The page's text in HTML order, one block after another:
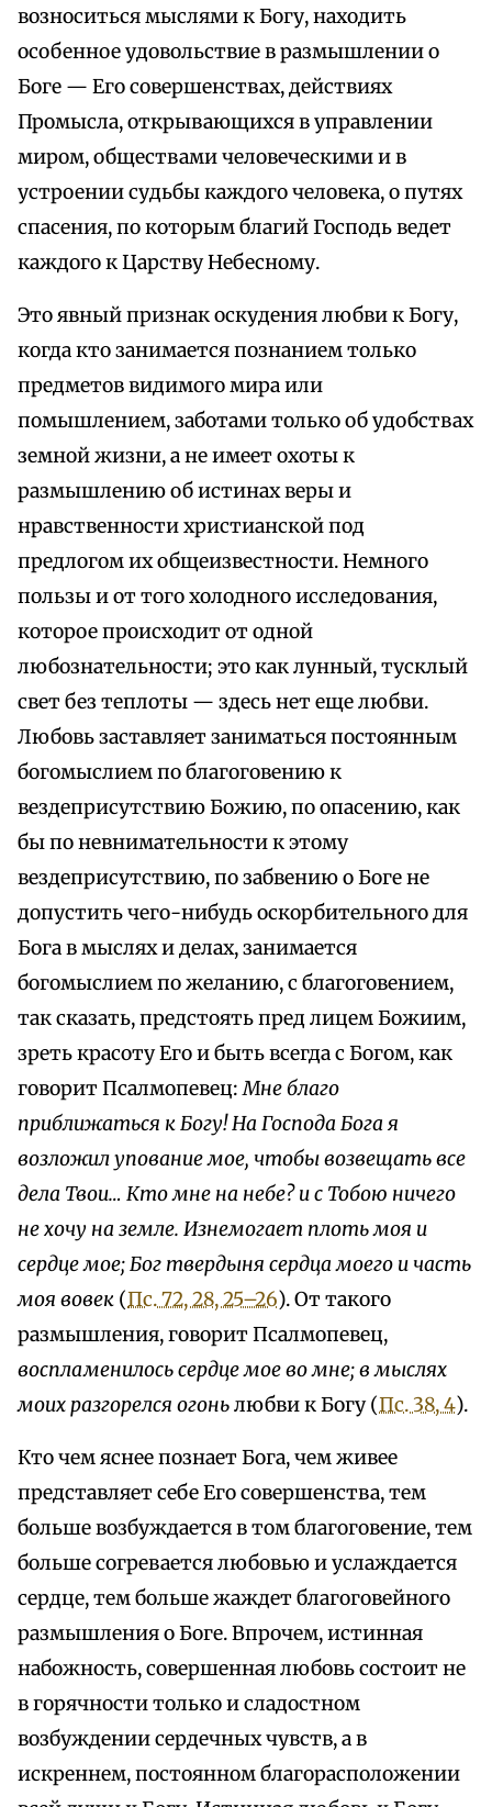
возноситься мыслями к Богу, находить
особенное удовольствие в размышлении о
Боге — Его совершенствах, действиях
Промысла, открывающихся в управлении
миром, обществами человеческими и в
устроении судьбы каждого человека, о путях
спасения, по которым благий Господь ведет
каждого к Царству Небесному.
Это явный признак оскудения любви к Богу,
когда кто занимается познанием только
предметов видимого мира или
помышлением, заботами только об удобствах
земной жизни, а не имеет охоты к
размышлению об истинах веры и
нравственности христианской под
предлогом их общеизвестности. Немного
пользы и от того холодного исследования,
которое происходит от одной
любознательности; это как лунный, тусклый
свет без теплоты — здесь нет еще любви.
Любовь заставляет заниматься постоянным
богомыслием по благоговению к
вездеприсутствию Божию, по опасению, как
бы по невнимательности к этому
вездеприсутствию, по забвению о Боге не
допустить чего-нибудь оскорбительного для
Бога в мыслях и делах, занимается
богомыслием по желанию, с благоговением,
так сказать, предстоять пред лицем Божиим,
зреть красоту Его и быть всегда с Богом, как
говорит Псалмопевец:Мне благо
приближаться к Богу! На Господа Бога я
возложил упование мое, чтобы возвещать все
дела Твои… Кто мне на небе? и с Тобою ничего
не хочу на земле. Изнемогает плоть моя и
сердце мое; Бог твердыня сердца моего и часть
моя вовек (Пс. 72, 28, 25–26). От такого
размышления, говорит Псалмопевец,
воспламенилось сердце мое во мне; в мыслях
моих разгорелся огоньлюбви к Богу (Пс. 38, 4).
Кто чем яснее познает Бога, чем живее
представляет себе Его совершенства, тем
больше возбуждается в том благоговение, тем
больше согревается любовью и услаждается
сердце, тем больше жаждет благоговейного
размышления о Боге. Впрочем, истинная
набожность, совершенная любовь состоит не
в горячности только и сладостном
возбуждении сердечных чувств, а в
искреннем, постоянном благорасположении